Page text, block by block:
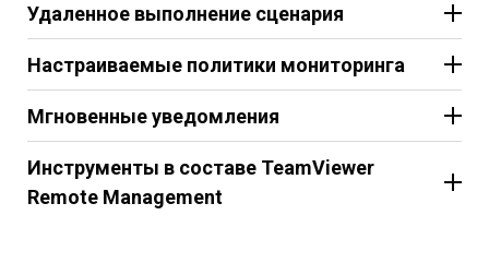
Удаленное выполнение сценария
Настраиваемые политики мониторинга
Мгновенные уведомления
Инструменты в составе TeamViewer
Remote Management